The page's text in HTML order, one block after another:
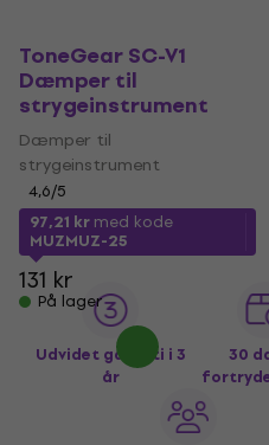
ToneGear SC-V1
Dæmper til
strygeinstrument
Dæmper til
strygeinstrument
4,6/5
97,21 krmed kode
MUZMUZ-25
131 kr
På lager
Udvidet garanti i 3
år
30